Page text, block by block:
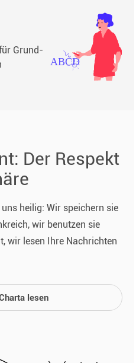
Grund-
Der Respekt
heilig: Wir speichern sie
wir benutzen sie
wir lesen Ihre Nachrichten
lesen